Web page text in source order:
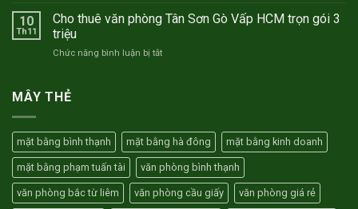
Chí
TNC
–
văn
phòng
thuê
Hà
10
Th11
Cho thuê văn phòng Tân Sơn Gò Vấp HCM trọn gói 3
triệu
Chức năng bình luận bị tắtở
Sơn
Gò
Vấp
trọn
gói
MÂY THẺ
mặt bằng bình thạnh mặt bằng hà đông mặt bằng kinh doanh
mặt bằng phạm tuấn tài văn phòng bình thạnh
văn phòng bắc từ liêm văn phòng cầu giấy văn phòng giá rẻ